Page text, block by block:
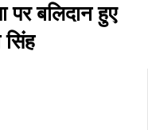
पर बलिदान हुए
सिंह